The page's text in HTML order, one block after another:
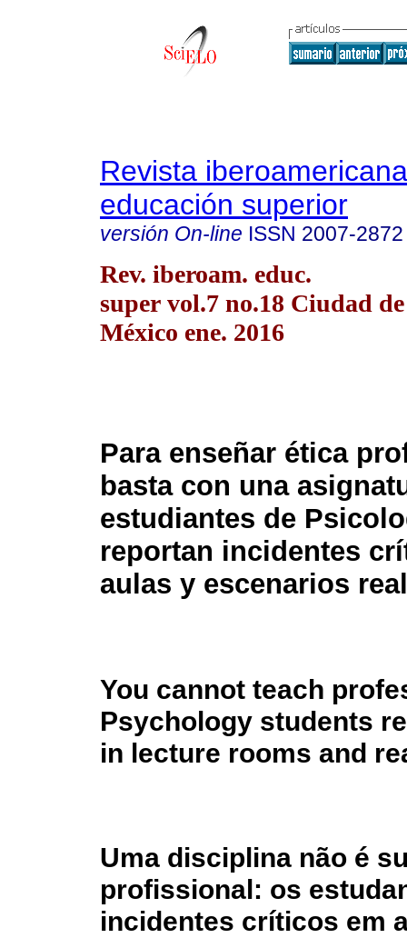
Revista
educación superior
versión On-line ISSN 2007-2872
Rev. iberoam. educ.
super vol.7 no.18 Ciudad de
México ene. 2016
Para enseñar ética
basta con una
estudiantes de
reportan incidentes
aulas y escenarios
You cannot teach
Psychology students
in lecture rooms and
Uma disciplina não é
profissional: os
incidentes críticos em